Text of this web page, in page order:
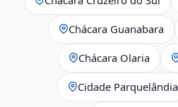
Chácara Guanabara
Chácara Olaria
Cidade Parquelândia